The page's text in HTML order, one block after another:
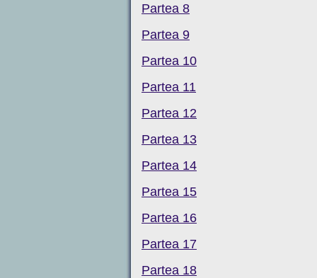
Partea 8
Partea 9
Partea 10
Partea 11
Partea 12
Partea 13
Partea 14
Partea 15
Partea 16
Partea 17
Partea 18